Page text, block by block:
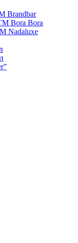
Brandbar
Bora Bora
Nadaluxe